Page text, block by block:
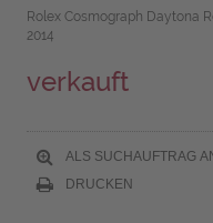
Rolex Cosmograph Daytona
2014
verkauft
ALS SUCHAUFTRAG
DRUCKEN